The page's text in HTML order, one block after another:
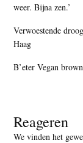
weer. Bijna zen.’
Verwoestende
Haag
B’eter Vegan
Reageren
We vinden het